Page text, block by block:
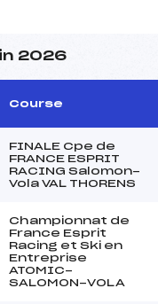
2026
Course
FINALE Cpe de
FRANCE ESPRIT
RACING Salomon-
Vola VAL THORENS
Championnat de
France Esprit
Racing et Ski en
Entreprise
ATOMIC-
SALOMON-VOLA